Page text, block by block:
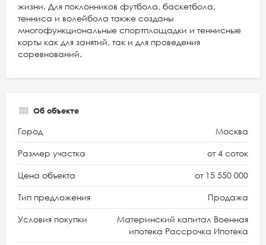
жизни. Для поклонников футбола, баскетбола,
тенниса и волейбола также созданы
многофункциональные спортплощадки и теннисные
корты как для занятий, так и для проведения
соревнований.
Об объекте
Город Москва
Размер участка от 4 соток
Цена объекта от 15 550 000
Тип предложения Продажа
Условия покупки
Материнский капитал Военная
ипотека Рассрочка Ипотека